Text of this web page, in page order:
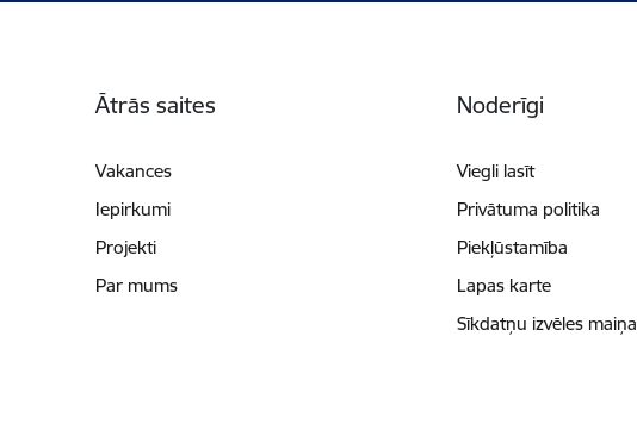
Ātrās saites
Vakances
Iepirkumi
Projekti
Par mums
Noderīgi
Viegli lasīt
Privātuma politika
Piekļūstamība
Lapas karte
Sīkdatņu izvēles maiņa